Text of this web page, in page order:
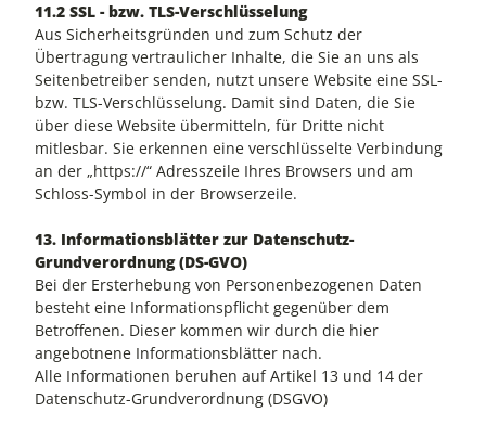
11.2 SSL - bzw. TLS-Verschlüsselung
Aus Sicherheitsgründen und zum Schutz der
Übertragung vertraulicher Inhalte, die Sie an uns als
Seitenbetreiber senden, nutzt unsere Website eine SSL-
bzw. TLS-Verschlüsselung. Damit sind Daten, die Sie
über diese Website übermitteln, für Dritte nicht
mitlesbar. Sie erkennen eine verschlüsselte Verbindung
an der „https://“ Adresszeile Ihres Browsers und am
Schloss-Symbol in der Browserzeile.
13. Informationsblätter zur Datenschutz-
Grundverordnung (DS-GVO)
Bei der Ersterhebung von Personenbezogenen Daten
besteht eine Informationspflicht gegenüber dem
Betroffenen. Dieser kommen wir durch die hier
angebotnene Informationsblätter nach.
Alle Informationen beruhen auf Artikel 13 und 14 der
Datenschutz-Grundverordnung (DSGVO)